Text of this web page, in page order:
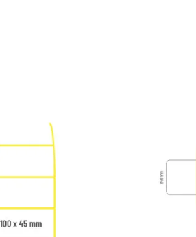
-20oC- 60oC